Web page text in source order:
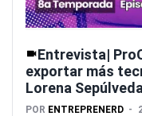
Entrevista|
exportar más
Lorena Sepúlveda
POR ENTREPRENERD